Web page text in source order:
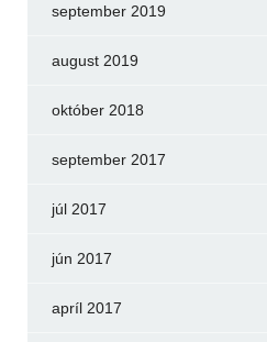
september 2019
august 2019
október 2018
september 2017
júl 2017
jún 2017
apríl 2017